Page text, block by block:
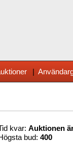
|
kvar: Auktionen
bud: 400